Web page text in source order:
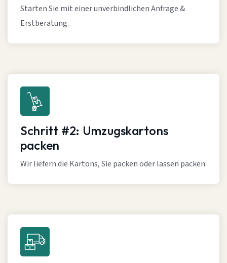
Starten Sie mit einer unverbindlichen Anfrage &
Erstberatung.
Schritt #2: Umzugskartons
packen
Wir liefern die Kartons, Sie packen oder lassen packen.